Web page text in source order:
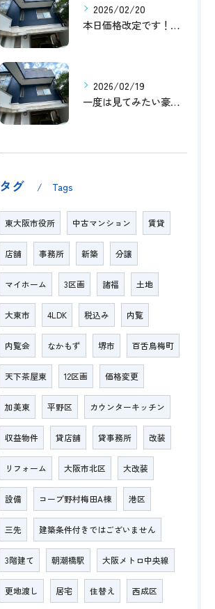
2026/02/20
本日価格改定です！！このチャンスお見逃しなく！！！
2026/02/19
一度は見てみたい豪邸！！内覧受付中です～☆
タグ Tags
東大阪市役所 中古マンション 賃貸
店舗 事務所 新築 分譲
マイホーム 3区画 諸福 土地
大東市 4LDK 税込み 内覧
内覧会 なかもず 堺市 百舌鳥梅町
天下茶屋東 12区画 価格変更
加美東 平野区 カウンターキッチン
収益物件 貸店舗 貸事務所 改装
リフォーム 大阪市北区 大改装
設備 コープ野村梅田A棟 港区
三先 建築条件付きではございません
3階建て 朝潮橋駅 大阪メトロ中央線
更地渡し 居宅 住替え 西成区